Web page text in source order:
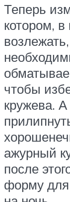
Теперь
котором, в
чтобы
кружева.
ажурный
после
форму